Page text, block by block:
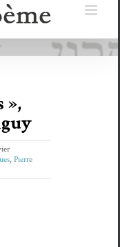
»,
, Pierre